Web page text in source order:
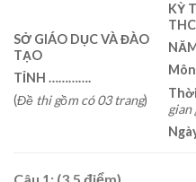
SỞ GIÁO DỤC VÀ ĐÀO
TẠO
TỈNH ………….
(Đề thi gồm có 03 trang)
KỲ
gian